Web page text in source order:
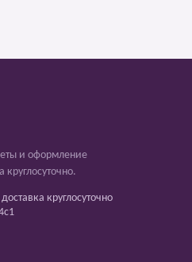
и оформление
круглосуточно